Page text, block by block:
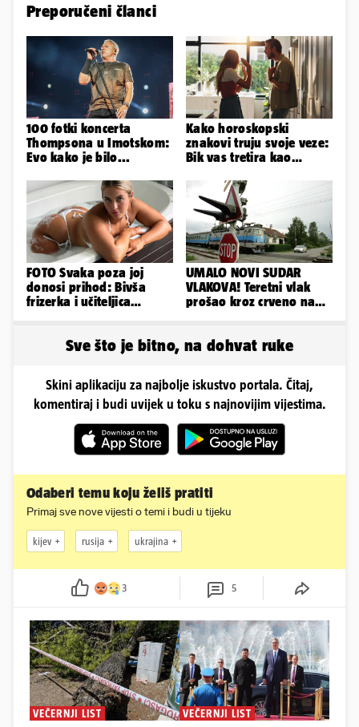
Preporučeni članci
100 fotki koncerta
Thompsona u Imotskom:
Evo kako je bilo...
Kako horoskopski
znakovi truju svoje veze:
Bik vas tretira kao
ugovor
FOTO Svaka poza joj
donosi prihod: Bivša
frizerka i učiteljica
UMALO NOVI SUDAR
VLAKOVA! Teretni vlak
prošao kroz crveno na
Sve što je bitno, na dohvat ruke
Skini aplikaciju za najbolje iskustvo portala. Čitaj,
komentiraj i budi uvijek u toku s najnovijim vijestima.
Odaberi temu koju želiš pratiti
Primaj sve nove vijesti o temi i budi u tijeku
kijev rusija ukrajina
3 5